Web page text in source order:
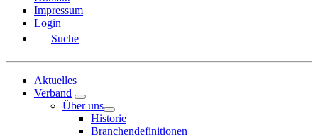
Impressum
Login
Suche
Aktuelles
Verband
Über uns
Historie
Branchendefinitionen